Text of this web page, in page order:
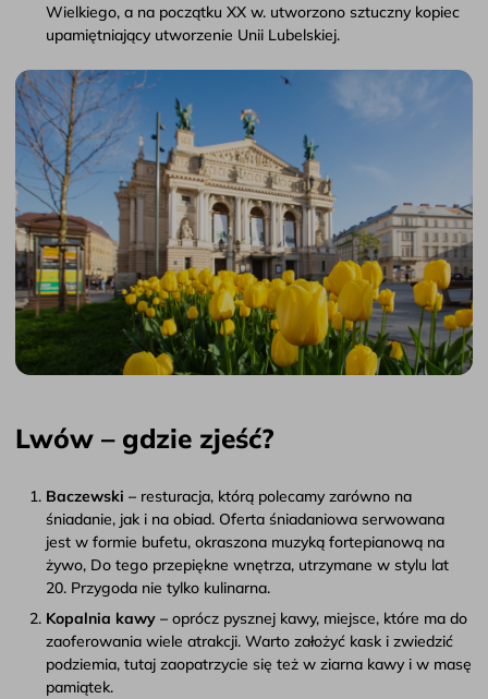
Wielkiego, a na początku XX w. utworzono sztuczny kopiec
upamiętniający utworzenie Unii Lubelskiej.
Lwów – gdzie zjeść?
Baczewski – resturacja, którą polecamy zarówno na
śniadanie, jak i na obiad. Oferta śniadaniowa serwowana
jest w formie bufetu, okraszona muzyką fortepianową na
żywo, Do tego przepiękne wnętrza, utrzymane w stylu lat
20. Przygoda nie tylko kulinarna.
Kopalnia kawy – oprócz pysznej kawy, miejsce, które ma do
zaoferowania wiele atrakcji. Warto założyć kask i zwiedzić
podziemia, tutaj zaopatrzycie się też w ziarna kawy i w masę
pamiątek.